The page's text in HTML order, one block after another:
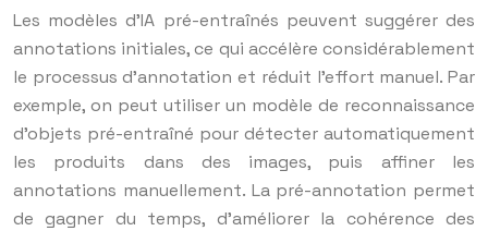
Les modèles d’IA pré-entraînés peuvent suggérer des
annotations initiales, ce qui accélère considérablement
le processus d’annotation et réduit l’effort manuel. Par
exemple, on peut utiliser un modèle de reconnaissance
d’objets pré-entraîné pour détecter automatiquement
les produits dans des images, puis affiner les
annotations manuellement. La pré-annotation permet
de gagner du temps, d’améliorer la cohérence des